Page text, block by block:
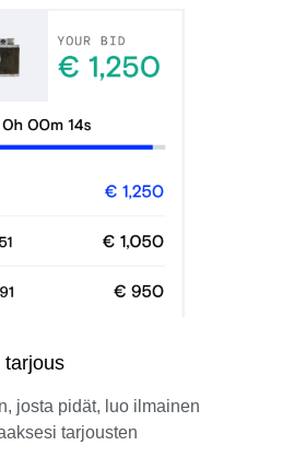
tarjous
josta pidät, luo ilmainen
tarjousten